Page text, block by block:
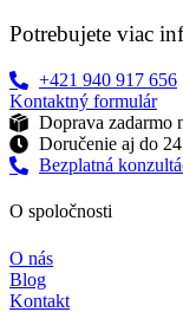
Potrebujete viac
+421 940 917 656
Kontaktný formulár
Doprava zadarmo
Doručenie aj do
Bezplatná
O spoločnosti
O nás
Blog
Kontakt